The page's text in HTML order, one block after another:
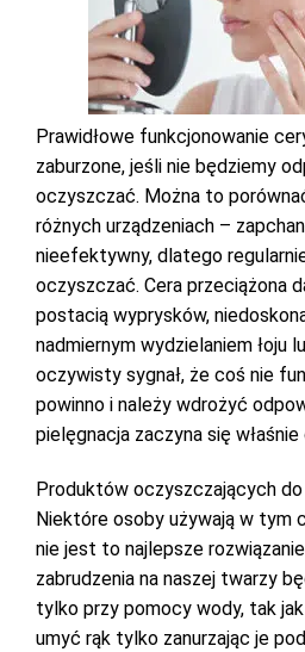
Prawidłowe funkcjonowanie
zaburzone, jeśli nie będziemy
oczyszczać. Można to
różnych urządzeniach –
nieefektywny, dlatego
oczyszczać. Cera przeciążona
postacią wyprysków,
nadmiernym wydzielaniem łoju
oczywisty sygnał, że coś nie
powinno i należy wdrożyć
pielęgnacja zaczyna się
Produktów oczyszczających
Niektóre osoby używają w tym
nie jest to najlepsze
zabrudzenia na naszej twarzy
tylko przy pomocy wody, tak jak
umyć rąk tylko zanurzając je